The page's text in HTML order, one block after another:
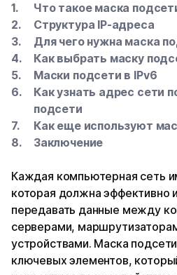
Что такое маска
Структура IP-адреса
Для чего нужна маска
Как выбрать маску
Маски подсети в IPv6
Как узнать адрес сети
подсети
Как еще используют
Заключение
Каждая компьютерная сеть
которая должна эффективно
передавать данные между
серверами,
устройствами. Маска
ключевых элементов,